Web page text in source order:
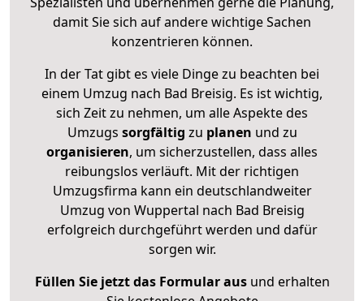
damit Sie sich auf andere wichtige Sachen
konzentrieren können.
In der Tat gibt es viele Dinge zu beachten bei
einem Umzug nach Bad Breisig. Es ist wichtig,
sich Zeit zu nehmen, um alle Aspekte des
Umzugs sorgfältig zu planen und zu
organisieren, um sicherzustellen, dass alles
reibungslos verläuft. Mit der richtigen
Umzugsfirma kann ein deutschlandweiter
Umzug von Wuppertal nach Bad Breisig
erfolgreich durchgeführt werden und dafür
sorgen wir.
Füllen Sie jetzt das Formular ausund erhalten